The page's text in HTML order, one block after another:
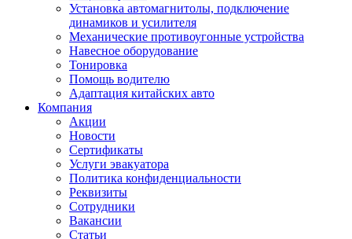
Установка автомагнитолы, подключение
динамиков и усилителя
Механические противоугонные устройства
Навесное оборудование
Тонировка
Помощь водителю
Адаптация китайских авто
Компания
Акции
Новости
Сертификаты
Услуги эвакуатора
Политика конфиденциальности
Реквизиты
Сотрудники
Вакансии
Статьи